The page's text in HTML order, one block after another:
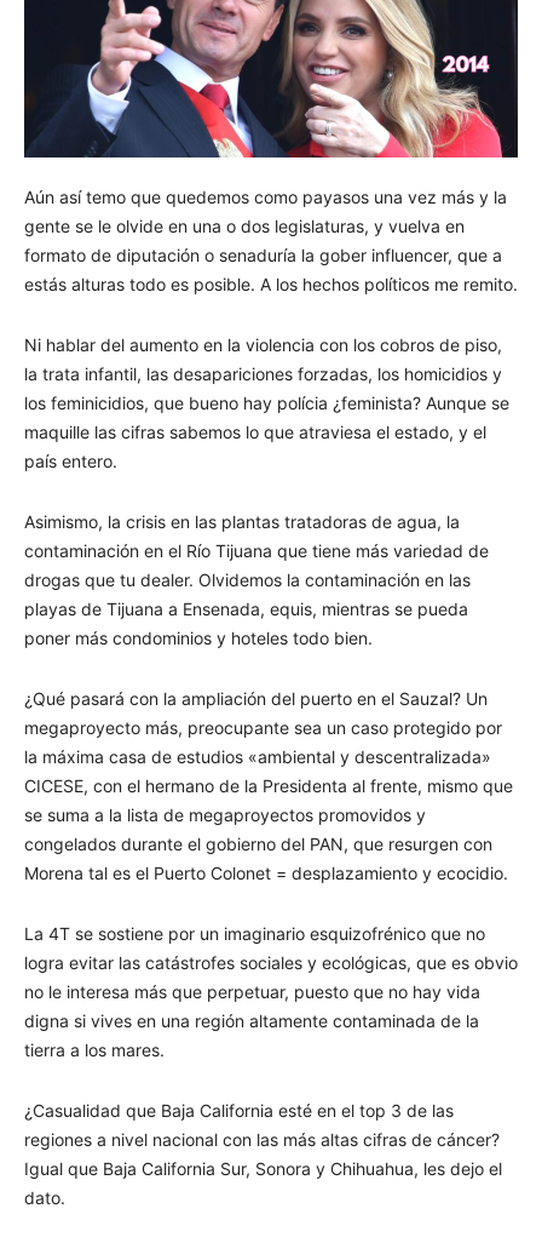
Aún así temo que quedemos como payasos una vez más y la
gente se le olvide en una o dos legislaturas, y vuelva en
formato de diputación o senaduría la gober influencer, que a
estás alturas todo es posible. A los hechos políticos me remito.
Ni hablar del aumento en la violencia con los cobros de piso,
la trata infantil, las desapariciones forzadas, los homicidios y
los feminicidios, que bueno hay polícia ¿feminista? Aunque se
maquille las cifras sabemos lo que atraviesa el estado, y el
país entero.
Asimismo, la crisis en las plantas tratadoras de agua, la
contaminación en el Río Tijuana que tiene más variedad de
drogas que tu dealer. Olvidemos la contaminación en las
playas de Tijuana a Ensenada, equis, mientras se pueda
poner más condominios y hoteles todo bien.
¿Qué pasará con la ampliación del puerto en el Sauzal? Un
megaproyecto más, preocupante sea un caso protegido por
la máxima casa de estudios «ambiental y descentralizada»
CICESE, con el hermano de la Presidenta al frente, mismo que
se suma a la lista de megaproyectos promovidos y
congelados durante el gobierno del PAN, que resurgen con
Morena tal es el Puerto Colonet = desplazamiento y ecocidio.
La 4T se sostiene por un imaginario esquizofrénico que no
logra evitar las catástrofes sociales y ecológicas, que es obvio
no le interesa más que perpetuar, puesto que no hay vida
digna si vives en una región altamente contaminada de la
tierra a los mares.
¿Casualidad que Baja California esté en el top 3 de las
regiones a nivel nacional con las más altas cifras de cáncer?
Igual que Baja California Sur, Sonora y Chihuahua, les dejo el
dato.